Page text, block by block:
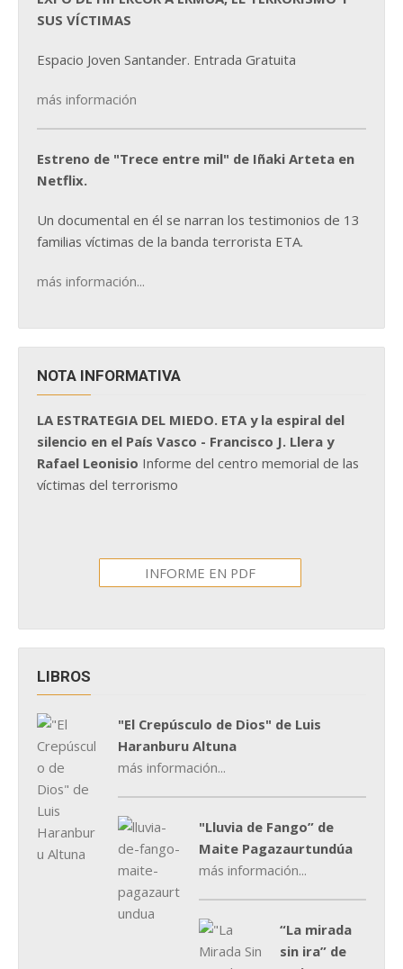
SUS VÍCTIMAS
Espacio Joven Santander. Entrada Gratuita
más información
Estreno de "Trece entre mil" de Iñaki Arteta en
Netflix.
Un documental en él se narran los testimonios de 13
familias víctimas de la banda terrorista ETA.
más información...
NOTA INFORMATIVA
LA ESTRATEGIA DEL MIEDO. ETA y la espiral del
silencio en el País Vasco - Francisco J. Llera y
Rafael Leonisio Informe del centro memorial de las
víctimas del terrorismo
INFORME EN PDF
LIBROS
"El Crepúsculo de Dios" de Luis
Haranburu Altuna
más información...
"Lluvia de Fango” de
Maite Pagazaurtundúa
más información...
“La mirada
sin ira” de